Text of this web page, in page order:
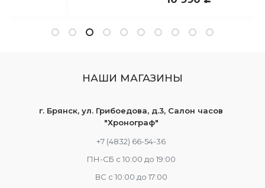
НАШИ МАГАЗИНЫ
г. Брянск, ул. Грибоедова, д.3, Салон часов
"Хронограф"
+7 (4832) 66-54-36
ПН-СБ с 10:00 до 19:00
ВС с 10:00 до 17:00